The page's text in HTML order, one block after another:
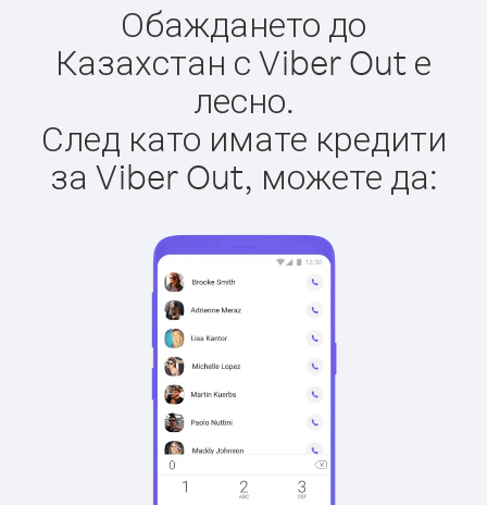
Обаждането до
Казахстан с Viber Out е
лесно.
След като имате кредити
за Viber Out, можете да: